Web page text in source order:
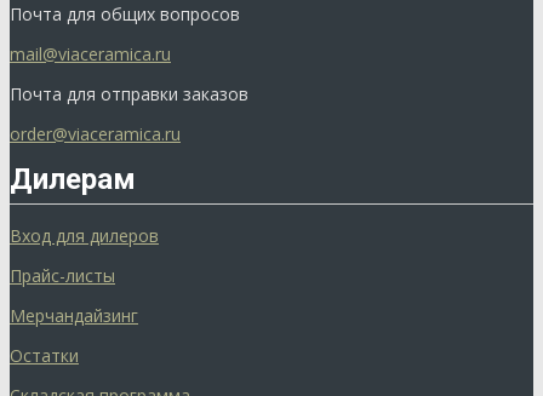
Почта для общих вопросов
mail@viaceramica.ru
Почта для отправки заказов
order@viaceramica.ru
Дилерам
Вход для дилеров
Прайс-листы
Мерчандайзинг
Остатки